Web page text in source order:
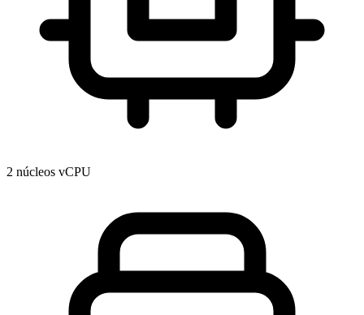
2 núcleos vCPU